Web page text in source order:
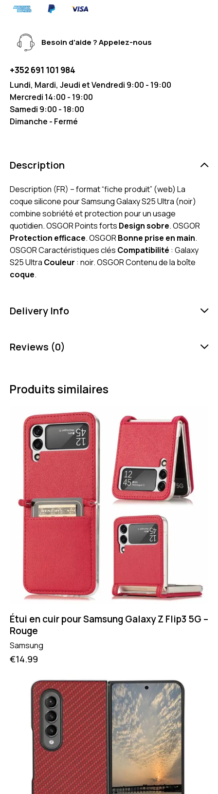
Besoin d'aide ? Appelez-nous
+352 691 101 984
Lundi, Mardi, Jeudi et Vendredi 9:00 - 19:00
Mercredi 14:00 - 19:00
Samedi 9:00 - 18:00
Dimanche - Fermé
Description
Description (FR) – format “fiche produit” (web) La
coque silicone pour Samsung Galaxy S25 Ultra (noir)
combine sobriété et protection pour un usage
quotidien. OSGOR Points forts Design sobre. OSGOR
Protection efficace. OSGORBonne prise en main.
OSGOR Caractéristiques clés Compatibilité : Galaxy
S25 Ultra Couleur : noir. OSGOR Contenu de la boîte
coque.
Delivery Info
Reviews (0)
Produits similaires
Étui en cuir pour Samsung Galaxy Z Flip3 5G –
Rouge
Samsung
€14.99